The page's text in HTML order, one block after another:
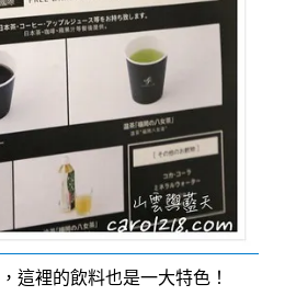
這裡的飲料也是一大特色！